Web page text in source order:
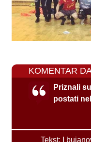
KOMENTAR
Priznali
postati
Tekst:
I